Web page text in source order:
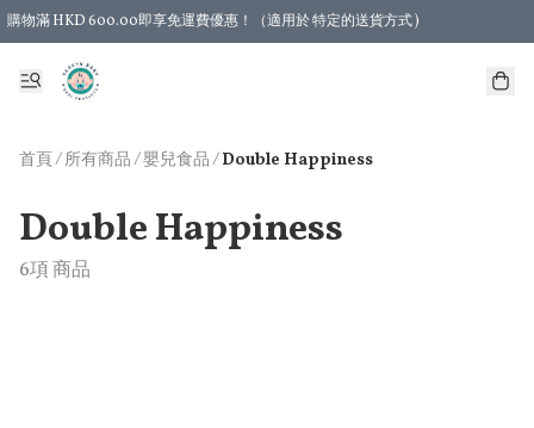
購物滿 HKD 600.00即享免運費優惠！（適用於 特定的送貨方式 )
首頁/ 所有商品 /嬰兒食品 / Double Happiness
Double Happiness
6項 商品